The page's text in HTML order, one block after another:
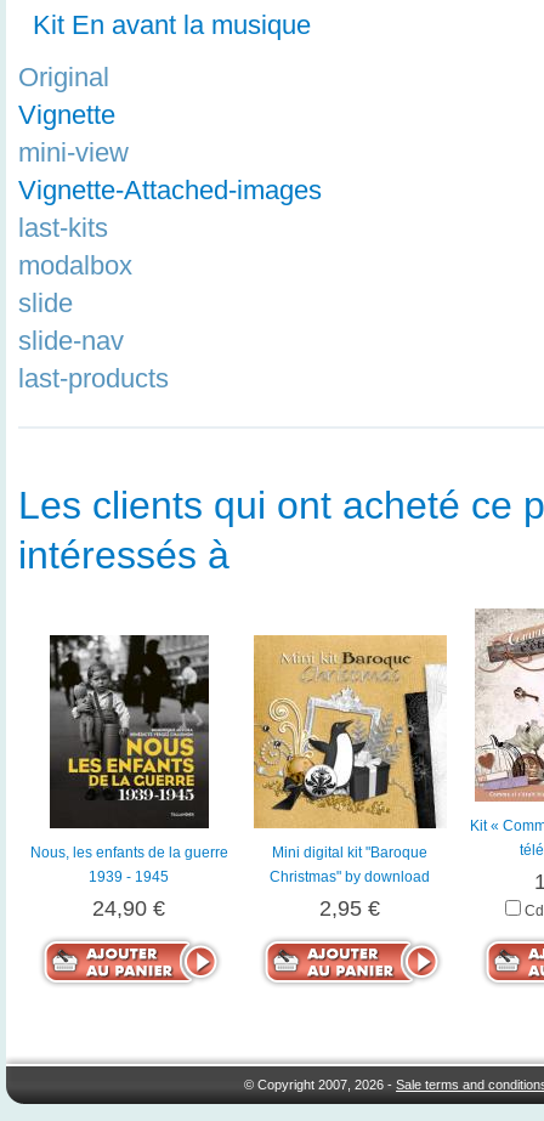
Kit En avant la musique
Original
Vignette
mini-view
Vignette-Attached-images
last-kits
modalbox
slide
slide-nav
last-products
Les clients qui ont acheté ce
intéressés à
Nous, les enfants de la guerre
1939 - 1945
24,90 €
Mini digital kit "Baroque
Christmas" by download
2,95 €
Kit «
© Copyright 2007, 2026 -Sale terms and